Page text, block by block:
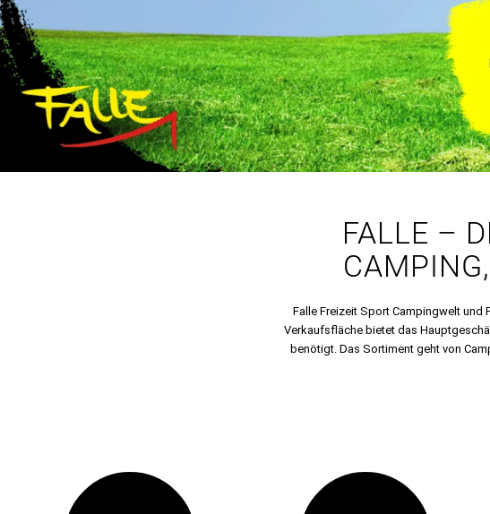
FALLE –
Falle Freizeit Sport Campingwelt und
Verkaufsfläche bietet das
benötigt. Das Sortiment geht von